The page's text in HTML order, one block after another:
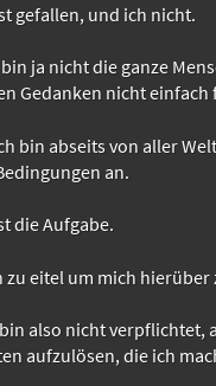
gefallen, und ich nicht.
bin ja nicht die ganze
Gedanken nicht einfach
bin abseits von aller
an.
die Aufgabe.
zu eitel um mich
bin also nicht verpflichtet,
aufzulösen, die ich